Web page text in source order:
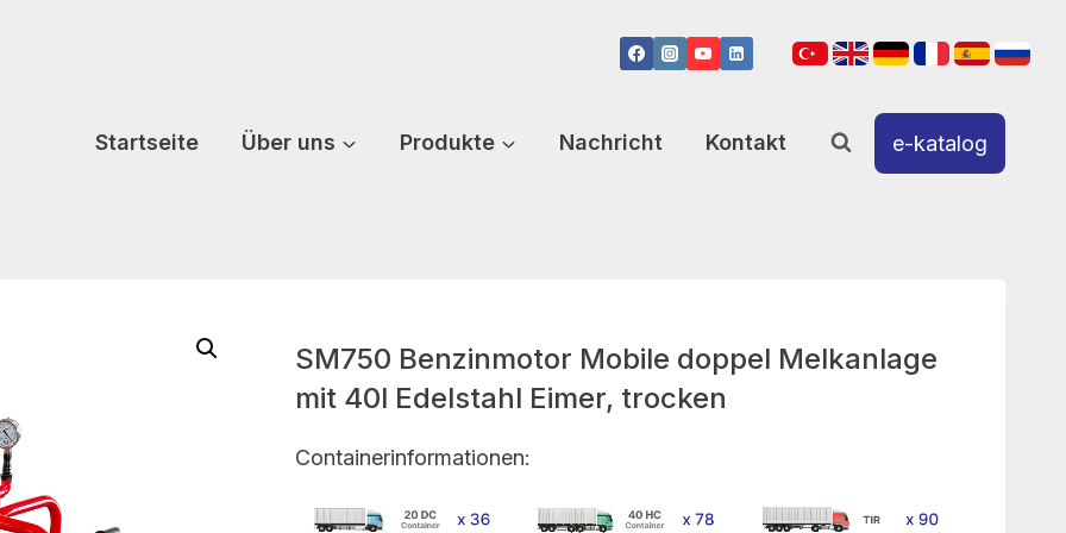
Startseite Über uns Produkte Nachricht Kontakt e-katalog
SM750 Benzinmotor Mobile doppel Melkanlage
mit 40l Edelstahl Eimer, trocken
Containerinformationen: